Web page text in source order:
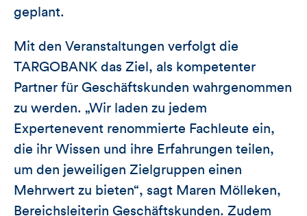
geplant.
Mit den Veranstaltungen verfolgt die
TARGOBANK das Ziel, als kompetenter
Partner für Geschäftskunden wahrgenommen
zu werden. „Wir laden zu jedem
Expertenevent renommierte Fachleute ein,
die ihr Wissen und ihre Erfahrungen teilen,
um den jeweiligen Zielgruppen einen
Mehrwert zu bieten“, sagt Maren Mölleken,
Bereichsleiterin Geschäftskunden. Zudem